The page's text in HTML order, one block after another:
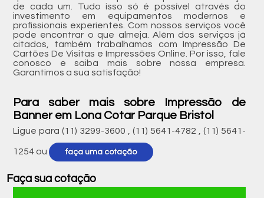
de cada um. Tudo isso só é possível através do
investimento em equipamentos modernos e
profissionais experientes. Com nossos serviços você
pode encontrar o que almeja. Além dos serviços já
citados, também trabalhamos com Impressão De
Cartões De Visitas e Impressões Online. Por isso, fale
conosco e saiba mais sobre nossa empresa.
Garantimos a sua satisfação!
Para saber mais sobre Impressão de
Banner em Lona Cotar Parque Bristol
Ligue para (11) 3299-3600 ,(11) 5641-4782 ,(11) 5641-
1254 ou faça uma cotação
Faça sua cotação